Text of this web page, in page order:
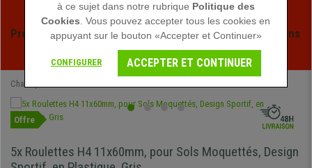
Profitez des soldes d'été chez Chaisepro ! Des réductions
exclusives pour une durée limitée - Voir l'offre
Chaisepro
Offre
5x Roulettes H4 11x60mm, pour Sols Moquettés, Design
à ce sujet dans notre rubrique Politique des
Cookies . Vous pouvez accepter tous les cookies en
appuyant sur le bouton «Accepter et Continuer»
CONFIGURER ACCEPTER ET CONTINUER